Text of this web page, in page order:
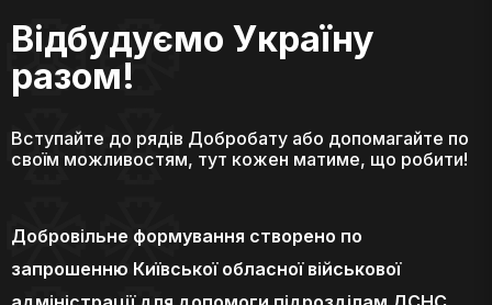
Відбудуємо Україну
разом!
Вступайте до рядів Добробату або допомагайте по
своїм можливостям, тут кожен матиме, що робити!
Добровільне формування створено по
запрошенню Київської обласної військової